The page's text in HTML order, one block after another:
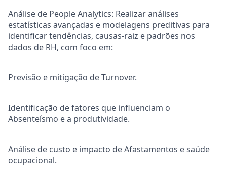
Análise de People Analytics: Realizar análises
estatísticas avançadas e modelagens preditivas para
identificar tendências, causas-raiz e padrões nos
dados de RH, com foco em:
Previsão e mitigação de Turnover.
Identificação de fatores que influenciam o
Absenteísmo e a produtividade.
Análise de custo e impacto de Afastamentos e saúde
ocupacional.